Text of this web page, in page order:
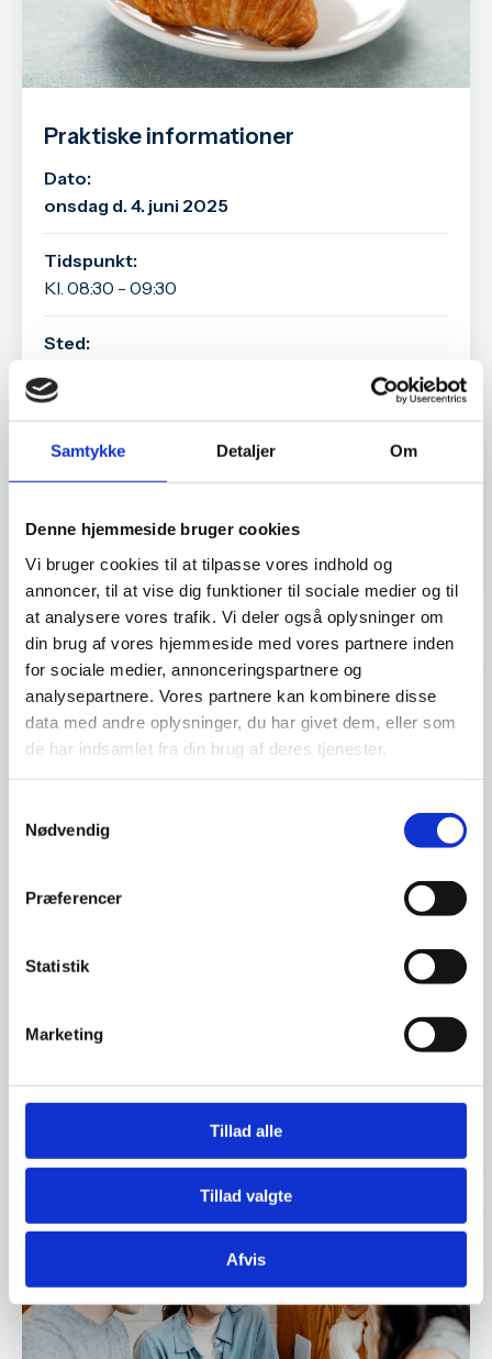
Samtykke Detaljer Om
Denne hjemmeside bruger cookies
Vi bruger cookies til at tilpasse vores indhold og
annoncer, til at vise dig funktioner til sociale medier og til
at analysere vores trafik. Vi deler også oplysninger om
din brug af vores hjemmeside med vores partnere inden
for sociale medier, annonceringspartnere og
analysepartnere. Vores partnere kan kombinere disse
data med andre oplysninger, du har givet dem, eller som
de har indsamlet fra din brug af deres tjenester.
Nødvendig
Præferencer
Statistik
Marketing
Tillad alle
Tillad valgte
Afvis
Praktiske informationer
Dato:
onsdag d. 4. juni 2025
Tidspunkt:
Kl. 08:30 - 09:30
Sted:
Billund Erhverv, Kløvermarken 35, 7190 Billund
Pris:
Gratis
Tilmeld arrangement
Andre arrangementer
Erhvervsarrangement, Medlemsarrangement
Aug
danskere?
nu – og hvad betyder det for os som helt
almindelige danskere?
Iværksætteri